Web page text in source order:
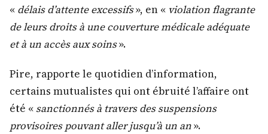
« délais d’attente excessifs», en « violation flagrante
de leurs droits à une couverture médicale adéquate
et à un accès aux soins».
Pire, rapporte le quotidien d’information,
certains mutualistes qui ont ébruité l’affaire ont
été « sanctionnés à travers des suspensions
provisoires pouvant aller jusqu’à un an».